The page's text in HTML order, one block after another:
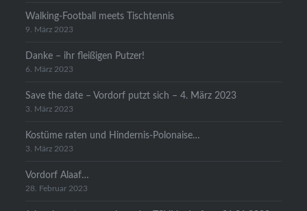
Walking-Football meets Tischtennis
9. März 2023
Danke – ihr fleißigen Putzer!
6. März 2023
Save the date – Vordorf putzt sich – 4. März 2023
3. März 2023
Kostüme raten und Hindernis-Polonaise…
3. März 2023
Vordorf Alaaf…
28. Februar 2023